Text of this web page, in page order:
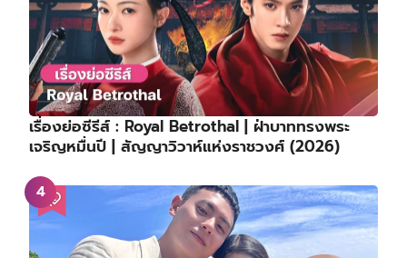
เรื่องย่อซีรีส์ : Royal Betrothal | ฝ่าบาททรงพระ
เจริญหมื่นปี | สัญญาวิวาห์แห่งราชวงศ์ (2026)